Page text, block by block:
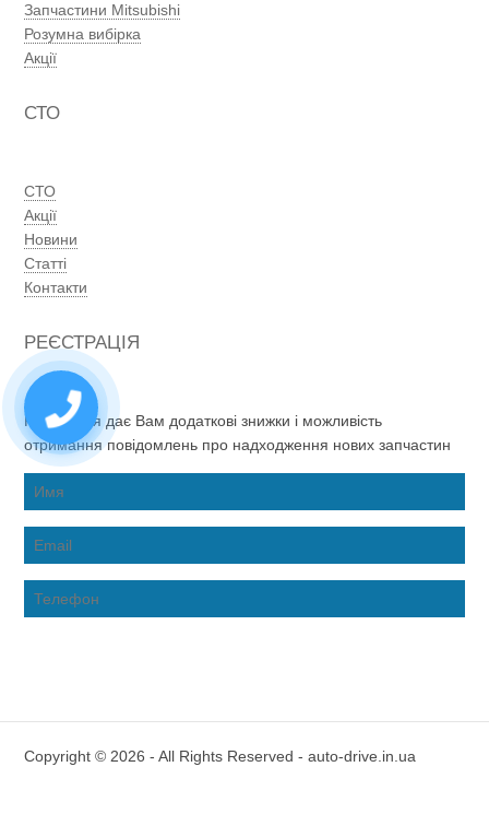
Запчастини Mitsubishi
Розумна вибірка
Акції
СТО
СТО
Акції
Новини
Статті
Контакти
РЕЄСТРАЦІЯ
Реєстрація дає Вам додаткові знижки і можливість
отримання повідомлень про надходження нових запчастин
Copyright © 2026 - All Rights Reserved - auto-drive.in.ua